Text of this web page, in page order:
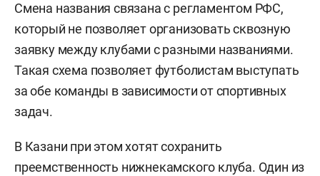
Смена названия связана с регламентом РФС,
который не позволяет организовать сквозную
заявку между клубами с разными названиями.
Такая схема позволяет футболистам выступать
за обе команды в зависимости от спортивных
задач.
В Казани при этом хотят сохранить
преемственность нижнекамского клуба. Один из